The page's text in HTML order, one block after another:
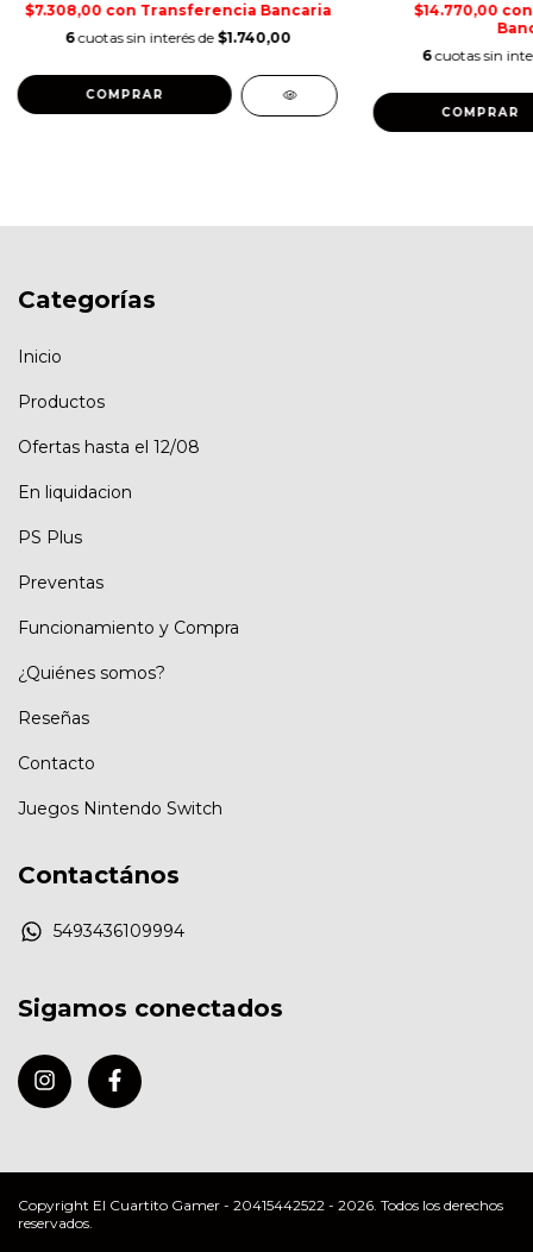
$7.308,00 con Transferencia Bancaria
6 cuotas sin interés de $1.740,00
COMPRAR
$14.770,00 con
6 cuotas sin
COMPRAR
Categorías
Inicio
Productos
Ofertas hasta el 12/08
En liquidacion
PS Plus
Preventas
Funcionamiento y Compra
¿Quiénes somos?
Reseñas
Contacto
Juegos Nintendo Switch
Contactános
5493436109994
Sigamos conectados
Copyright El Cuartito Gamer - 20415442522 - 2026. Todos los derechos
reservados.